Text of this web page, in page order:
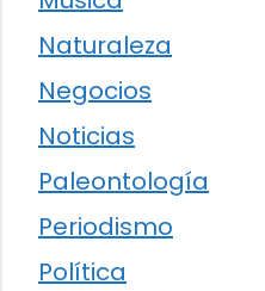
Naturaleza
Negocios
Noticias
Paleontología
Periodismo
Política